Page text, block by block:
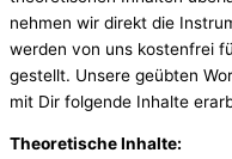
nehmen wir direkt die
werden von uns kostenfrei
gestellt. Unsere geübten
mit Dir folgende Inhalte
Theoretische Inhalte: